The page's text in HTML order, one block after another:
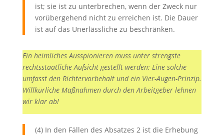
ist; sie ist zu unterbrechen, wenn der Zweck nur
vorübergehend nicht zu erreichen ist. Die Dauer
ist auf das Unerlässliche zu beschränken.
Ein heimliches Ausspionieren muss unter strengste
rechtsstaatliche Aufsicht gestellt werden: Eine solche
umfasst den Richtervorbehalt und ein Vier-Augen-Prinzip.
Willkürliche Maßnahmen durch den Arbeitgeber lehnen
wir klar ab!
(4) In den Fällen des Absatzes 2 ist die Erhebung